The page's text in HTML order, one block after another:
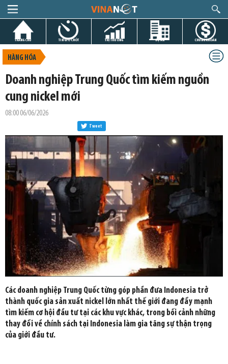
TRANG CHỦ TIN GIỜ CHÓT THỊ TRƯỜNG DỰ ÁN CHỨNG KHOÁN
HÀNG HÓA
Doanh nghiệp Trung Quốc tìm kiếm nguồn
cung nickel mới
08:00 06/06/2026
Tweet
Các doanh nghiệp Trung Quốc từng góp phần đưa Indonesia trở
thành quốc gia sản xuất nickel lớn nhất thế giới đang đẩy mạnh
tìm kiếm cơ hội đầu tư tại các khu vực khác, trong bối cảnh những
thay đổi về chính sách tại Indonesia làm gia tăng sự thận trọng
của giới đầu tư.